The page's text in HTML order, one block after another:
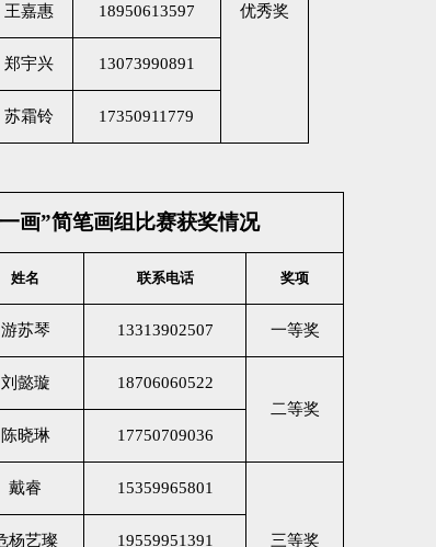
优秀奖
王嘉惠 18950613597
郑宇兴 13073990891
苏霜铃 17350911779
画”简笔画组比赛获奖情况
姓名 联系电话 奖项
游苏琴 13313902507 一等奖
刘懿璇
18706060522
二等奖
陈晓琳 17750709036
戴睿 15359965801
三等奖
杨艺璨 19559951391